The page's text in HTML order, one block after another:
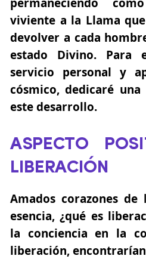
permaneciendo
viviente a la Llama
devolver a cada
estado Divino. Para
servicio personal y
cósmico, dedicaré
este desarrollo.
ASPECTO
LIBERACIÓN
Amados corazones
esencia, ¿qué es
la conciencia en la
liberación,